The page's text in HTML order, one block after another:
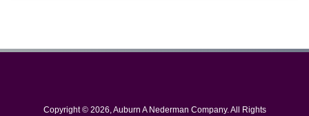
Copyright © 2026, Auburn A Nederman Company. All Rights